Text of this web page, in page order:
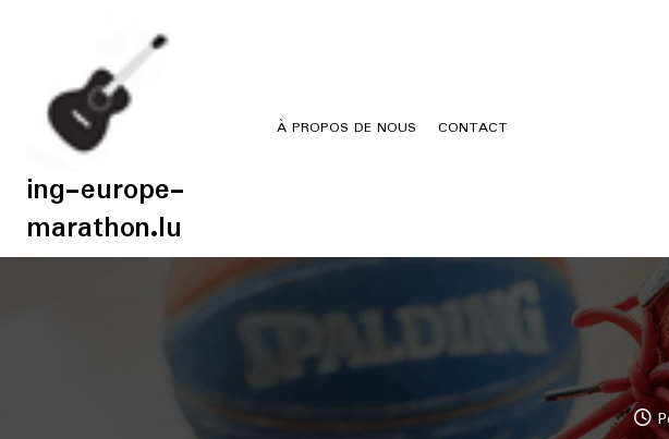
ing-europe-
marathon.lu
À PROPOS DE NOUS CONTACT